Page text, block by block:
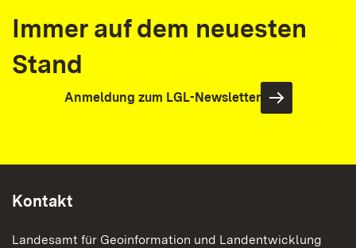
Immer auf dem neuesten
Stand
Anmeldung zum LGL-Newsletter
Kontakt
Landesamt für Geoinformation und Landentwicklung